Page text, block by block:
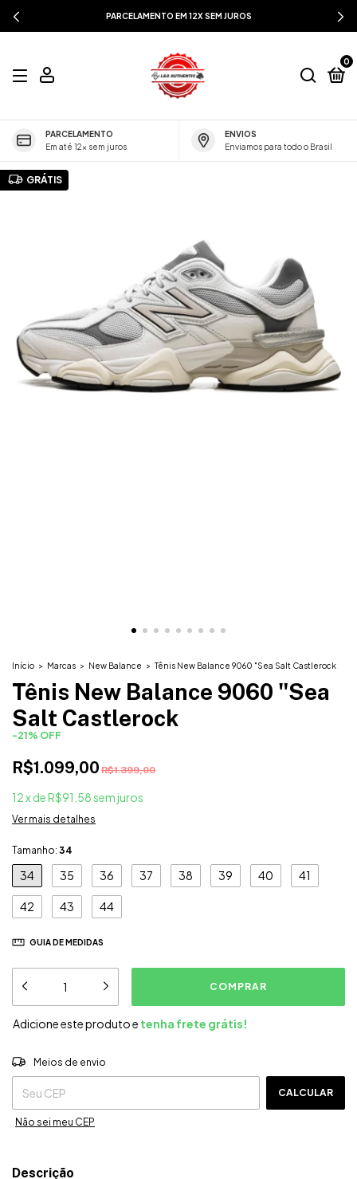
PARCELAMENTO EM 12X SEM JUROS
0
PARCELAMENTO
Em até 12x sem juros
ENVIOS
Enviamos para todo o Brasil
GRÁTIS
Início > Marcas > New Balance > Tênis New Balance 9060 "Sea Salt Castlerock
Tênis New Balance 9060 "Sea
Salt Castlerock
-21% OFF
R$1.099,00 R$1.399,00
12xdeR$91,58sem juros
Ver mais detalhes
Tamanho: 34
34 35 36 37 38 39 40 41
42 43 44
GUIA DE MEDIDAS
Adicione este produto e tenha frete grátis!
Entregas para o CEP:
Meios de envio
CALCULAR
Não sei meu CEP
Descrição